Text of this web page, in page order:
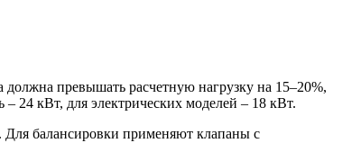
должна превышать расчетную нагрузку на 15–20%,
– 24 кВт, для электрических моделей – 18 кВт.
Для балансировки применяют клапаны с